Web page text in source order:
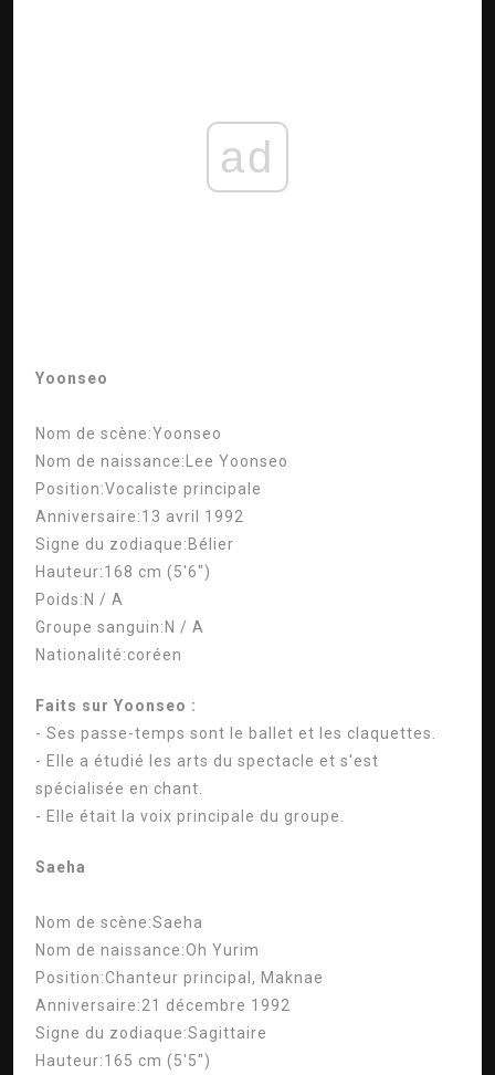
ad
Yoonseo
Nom de scène:Yoonseo
Nom de naissance:
Lee Yoonseo
Position:Vocaliste principale
Anniversaire:13 avril 1992
Signe du zodiaque: Bélier
Hauteur:168 cm (5'6″)
Poids: N / A
Groupe sanguin: N / A
Nationalité:coréen
Faits sur Yoonseo :
- Ses passe-temps sont le ballet et les claquettes.
- Elle a étudié les arts du spectacle et s'est
spécialisée en chant.
- Elle était la voix principale du groupe.
Saeha
Nom de scène:Saeha
Nom de naissance:Oh Yurim
Position:Chanteur principal, Maknae
Anniversaire:21 décembre 1992
Signe du zodiaque:Sagittaire
Hauteur:165 cm (5'5″)